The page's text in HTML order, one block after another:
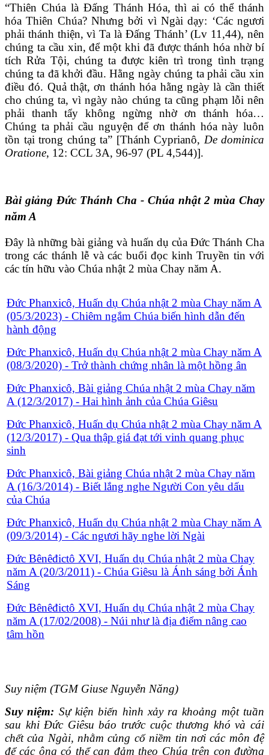
“Thiên Chúa là Đấng Thánh Hóa, thì ai có thể thánh
hóa Thiên Chúa? Nhưng bởi vì Ngài dạy: ‘Các ngươi
phải thánh thiện, vì Ta là Đấng Thánh’ (Lv 11,44), nên
chúng ta cầu xin, để một khi đã được thánh hóa nhờ bí
tích Rửa Tội, chúng ta được kiên trì trong tình trạng
chúng ta đã khởi đầu. Hằng ngày chúng ta phải cầu xin
điều đó. Quả thật, ơn thánh hóa hằng ngày là cần thiết
cho chúng ta, vì ngày nào chúng ta cũng phạm lỗi nên
phải thanh tẩy không ngừng nhờ ơn thánh hóa…
Chúng ta phải cầu nguyện để ơn thánh hóa này luôn
tồn tại trong chúng ta” [Thánh Cyprianô, De dominica
Oratione, 12: CCL 3A, 96-97 (PL 4,544)].
Bài giảng Đức Thánh Cha - Chúa nhật 2 mùa Chay
năm A
Đây là những bài giảng và huấn dụ của Đức Thánh Cha
trong các thánh lễ và các buổi đọc kinh Truyền tin với
các tín hữu vào Chúa nhật 2 mùa Chay năm A.
Đức Phanxicô, Huấn dụ Chúa nhật 2 mùa Chay năm A
(05/3/2023) - Chiêm ngắm Chúa biến hình dẫn đến
hành động
Đức Phanxicô, Huấn dụ Chúa nhật 2 mùa Chay năm A
(08/3/2020) - Trở thành chứng nhân là một hồng ân
Đức Phanxicô, Bài giảng Chúa nhật 2 mùa Chay năm
A (12/3/2017) - Hai hình ảnh của Chúa Giêsu
Đức Phanxicô, Huấn dụ Chúa nhật 2 mùa Chay năm A
(12/3/2017) - Qua thập giá đạt tới vinh quang phục
sinh
Đức Phanxicô, Bài giảng Chúa nhật 2 mùa Chay năm
A (16/3/2014) - Biết lắng nghe Người Con yêu dấu
của Chúa
Đức Phanxicô, Huấn dụ Chúa nhật 2 mùa Chay năm A
(09/3/2014) - Các ngươi hãy nghe lời Ngài
Đức Bênêđictô XVI, Huấn dụ Chúa nhật 2 mùa Chay
năm A (20/3/2011) - Chúa Giêsu là Ánh sáng bởi Ánh
Sáng
Đức Bênêđictô XVI, Huấn dụ Chúa nhật 2 mùa Chay
năm A (17/02/2008) - Núi như là địa điểm nâng cao
tâm hồn
Suy niệm (TGM Giuse Nguyễn Năng)
Suy niệm: Sự kiện biến hình xảy ra khoảng một tuần
sau khi Ðức Giêsu báo trước cuộc thương khó và cái
chết của Ngài, nhằm củng cố niềm tin nơi các môn đệ
để các ông có thể can đảm theo Chúa trên con đường